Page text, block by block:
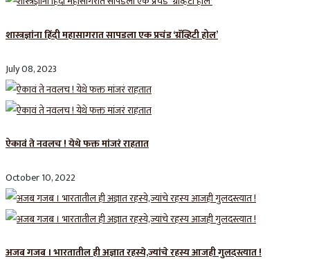
शास्त्रज्ञांना हिंदी महासागरात सापडला एक प्रचंड ‘ग्रॅव्हिटी होल’
July 08, 2023
ऐकावं ते नवलच ! येथे फक्त मांजरं राहतात
October 10, 2022
अजब गजब । भारतातील ही अज्ञात रहस्ये,ज्यांचे रहस्य आजही गुलदस्त्यात !